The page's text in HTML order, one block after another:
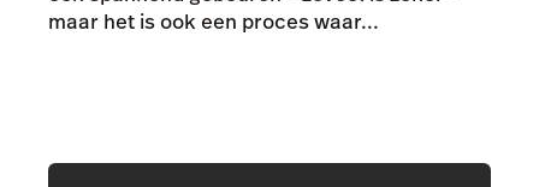
maar het is ook een proces waar...